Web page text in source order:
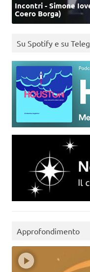
Incontri - Simone
Coero Borga)
Su Spotify e su
Approfondimento